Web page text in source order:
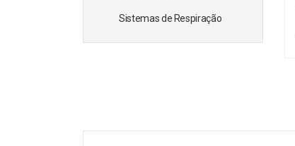
Sistemas de Respiração